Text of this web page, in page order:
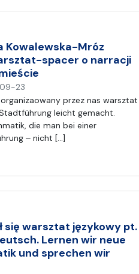
n
i
a
Kowalewska-Mróz
spacer o narracji
23
a
p
s
(
n
i
a
przez nas warsztat
leicht gemacht.
die man bei einer
‒ nicht […]
się warsztat językowy pt.
Lernen wir neue
und sprechen wir